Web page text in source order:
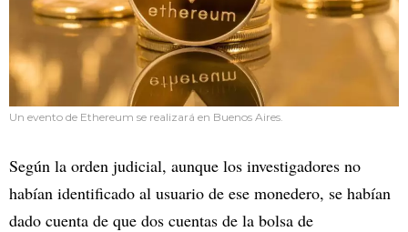
Un evento de Ethereum se realizará en Buenos Aires.
Según la orden judicial, aunque los investigadores no
habían identificado al usuario de ese monedero, se habían
dado cuenta de que dos cuentas de la bolsa de